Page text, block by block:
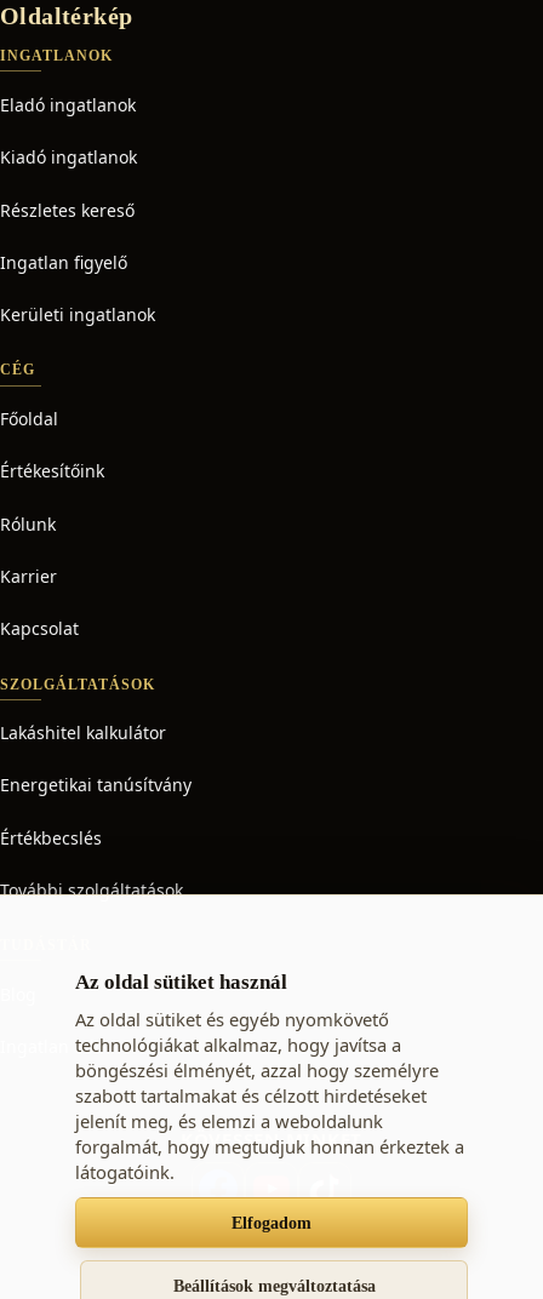
Az oldal sütiket használ
Az oldal sütiket és egyéb nyomkövető
technológiákat alkalmaz, hogy javítsa a
böngészési élményét, azzal hogy személyre
szabott tartalmakat és célzott hirdetéseket
jelenít meg, és elemzi a weboldalunk
forgalmát, hogy megtudjuk honnan érkeztek a
látogatóink.
Elfogadom
Beállítások megváltoztatása
Oldaltérkép
INGATLANOK
Eladó ingatlanok
Kiadó ingatlanok
Részletes kereső
Ingatlan figyelő
Kerületi ingatlanok
CÉG
Főoldal
Értékesítőink
Rólunk
Karrier
Kapcsolat
SZOLGÁLTATÁSOK
Lakáshitel kalkulátor
Energetikai tanúsítvány
Értékbecslés
További szolgáltatások
Ingatlan adó
KÖVESSEN MINKET
Süti beállításokAdatkezelési tájékoztató